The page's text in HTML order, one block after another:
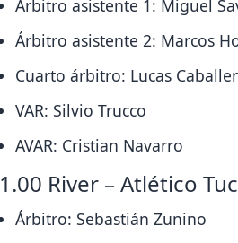
Árbitro asistente 1: Miguel
Árbitro asistente 2: Marcos
Cuarto árbitro: Lucas
VAR: Silvio Trucco
AVAR: Cristian Navarro
River – Atlético
Árbitro: Sebastián Zunino